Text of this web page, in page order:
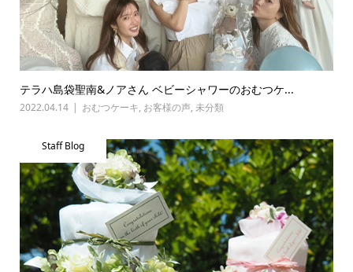
テラハ島袋聖南&ノアさん ベビーシャワーのおむつケ...
2022.04.14 おむつケーキ, お客様の声, 未分類
Staff Blog